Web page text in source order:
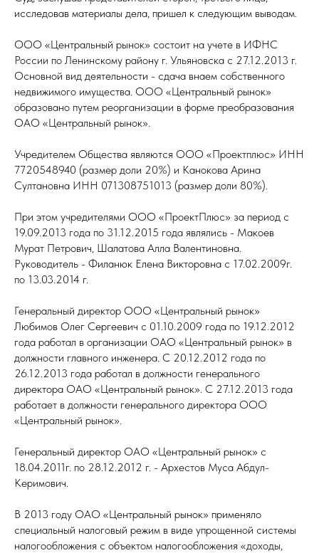
исследовав материалы дела, пришел к следующим выводам.
ООО «Центральный рынок» состоит на учете в ИФНС
России по Ленинскому району г. Ульяновска с 27.12.2013 г.
Основной вид деятельности - сдача внаем собственного
недвижимого имущества. ООО «Центральный рынок»
образовано путем реорганизации в форме преобразования
ОАО «Центральный рынок».
Учредителем Общества являются ООО «Проектплюс» ИНН
7720548940 (размер доли 20%) и Канокова Арина
Султановна ИНН 071308751013 (размер доли 80%).
При этом учредителями ООО «ПроектПлюс» за период с
19.09.2013 года по 31.12.2015 года являлись - Макоев
Мурат Петрович, Шалатова Алла Валентиновна.
Руководитель - Филанюк Елена Викторовна с 17.02.2009г.
по 13.03.2014 г.
Генеральный директор ООО «Центральный рынок»
Любимов Олег Сергеевич с 01.10.2009 года по 19.12.2012
года работал в организации ОАО «Центральный рынок» в
должности главного инженера. С 20.12.2012 года по
26.12.2013 года работал в должности генерального
директора ОАО «Центральный рынок». С 27.12.2013 года
работает в должности генерального директора ООО
«Центральный рынок».
Генеральный директор ОАО «Центральный рынок» с
18.04.2011г. по 28.12.2012 г. - Архестов Муса Абдул-
Керимович.
В 2013 году ОАО «Центральный рынок» применяло
специальный налоговый режим в виде упрощенной системы
налогообложения с объектом налогообложения «доходы,